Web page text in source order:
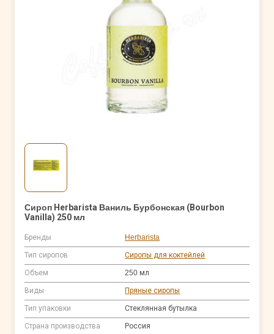
Сироп Herbarista Ваниль Бурбонская (Bourbon
Vanilla) 250 мл
Бренды Herbarista
Тип сиропов Сиропы для коктейлей
Объем 250 мл
Виды Пряные сиропы
Тип упаковки Стеклянная бутылка
Страна производства Россия